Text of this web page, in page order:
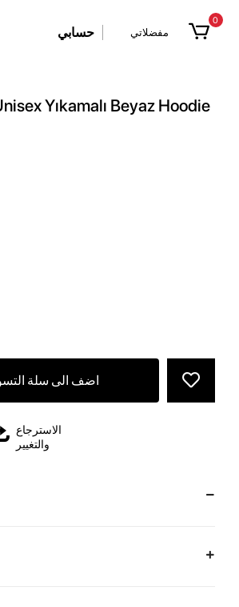
حسابي مفضلاتي
0
Yıkamalı Beyaz Hoodie
اضف الى سلة
الاسترجاع
والتغيير